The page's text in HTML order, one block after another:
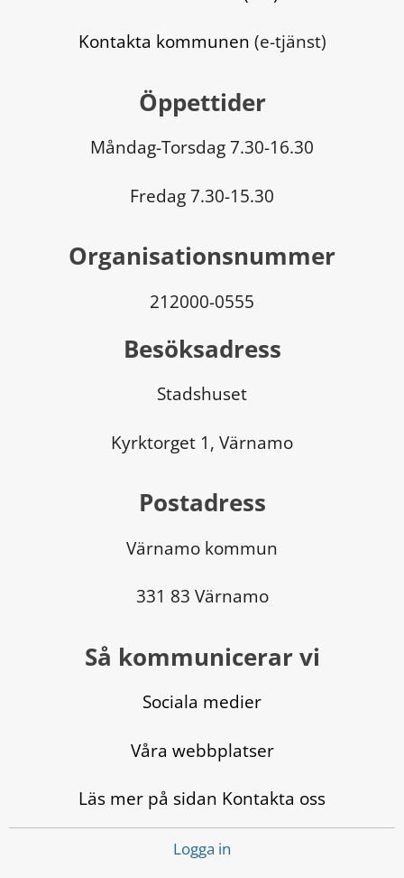
Kontakta kommunen (e-tjänst)
Öppettider
Måndag-Torsdag 7.30-16.30
Fredag 7.30-15.30
Organisationsnummer
212000-0555
Besöksadress
Stadshuset
Kyrktorget 1, Värnamo
Postadress
Värnamo kommun
331 83 Värnamo
Så kommunicerar vi
Sociala medier
Våra webbplatser
Läs mer på sidan Kontakta oss
Logga in